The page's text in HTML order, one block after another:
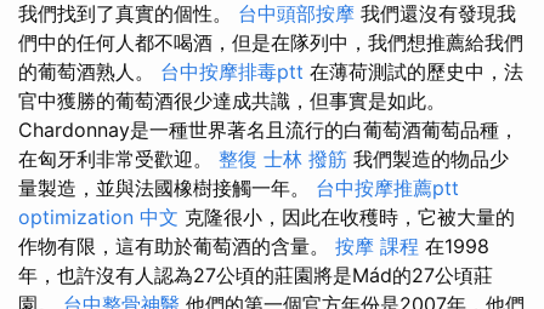
我們找到了真實的個性。 台中頭部按摩 我們還沒有發現我
們中的任何人都不喝酒，但是在隊列中，我們想推薦給我們
的葡萄酒熟人。 台中按摩排毒ptt 在薄荷測試的歷史中，法
官中獲勝的葡萄酒很少達成共識，但事實是如此。
Chardonnay是一種世界著名且流行的白葡萄酒葡萄品種，
在匈牙利非常受歡迎。 整復 士林 撥筋 我們製造的物品少
量製造，並與法國橡樹接觸一年。 台中按摩推薦ptt
optimization 中文 克隆很小，因此在收穫時，它被大量的
作物有限，這有助於葡萄酒的含量。 按摩 課程 在1998
年，也許沒有人認為27公頃的莊園將是Mád的27公頃莊
園。 台中整骨神醫 他們的第一個官方年份是2007年，他們